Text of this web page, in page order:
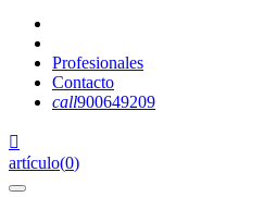
Profesionales
Contacto
call900649209

artículo(0)